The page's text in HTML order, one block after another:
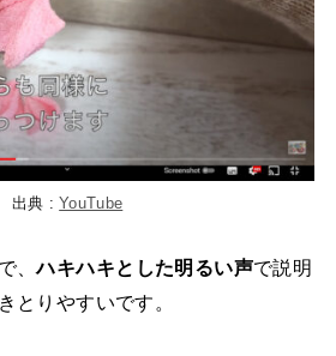
出典 :YouTube
、ハキハキとした明るい声で説明
とりやすいです。